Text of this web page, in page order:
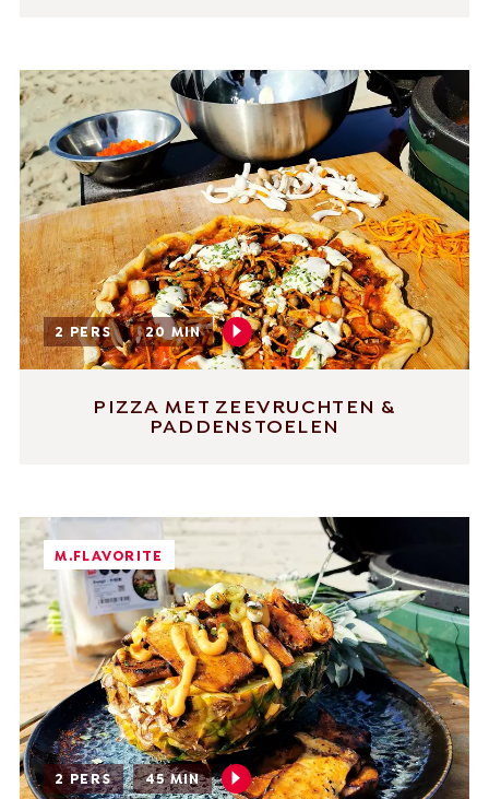
2 PERS 20 MIN
PIZZA MET ZEEVRUCHTEN &
PADDENSTOELEN
M.FLAVORITE
2 PERS 45 MIN